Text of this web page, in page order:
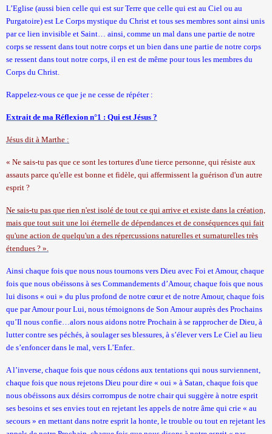
L’Eglise (aussi bien celle qui est sur Terre que celle qui est au Ciel ou au
Purgatoire) est Le Corps mystique du Christ et tous ses membres sont ainsi unis
par ce lien invisible et Saint… ainsi, comme un mal dans une partie de notre
corps se ressent dans tout notre corps et un bien dans une partie de notre corps
se ressent dans tout notre corps, il en est de même pour tous les membres du
Corps du Christ.
Rappelez-vous ce que je ne cesse de répéter :
Extrait de ma Réflexion n°1 : Qui est Jésus ?
Jésus dit à Marthe :
« Ne sais-tu pas que ce sont les tortures d'une tierce personne, qui résiste aux
assauts parce qu'elle est bonne et fidèle, qui affermissent la guérison d'un autre
esprit ?
Ne sais-tu pas que rien n'est isolé de tout ce qui arrive et existe dans la création,
mais que tout suit une loi éternelle de dépendances et de conséquences qui fait
qu'une action de quelqu'un a des répercussions naturelles et surnaturelles très
étendues ? ».
Ainsi chaque fois que nous nous tournons vers Dieu avec Foi et Amour, chaque
fois que nous obéissons à ses Commandements d’Amour, chaque fois que nous
lui disons « oui » du plus profond de notre cœur et de notre Amour, chaque fois
que par Amour pour Lui, nous témoignons de Son Amour auprès des Prochains
qu’Il nous confie…alors nous aidons notre Prochain à se rapprocher de Dieu, à
lutter contre ses péchés, à soulager ses blessures, à s’élever vers Le Ciel au lieu
de s’enfoncer dans le mal, vers L’Enfer..
A l’inverse, chaque fois que nous cédons aux tentations qui nous surviennent,
chaque fois que nous rejetons Dieu pour dire « oui » à Satan, chaque fois que
nous obéissons aux désirs corrompus de notre chair qui suggère à notre esprit
ses besoins et ses envies tout en rejetant les appels de notre âme qui crie « au
secours » en mettant dans notre esprit la honte, le trouble ou tout en rejetant les